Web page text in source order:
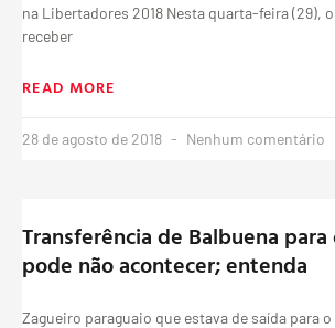
na Libertadores 2018 Nesta quarta-feira (29),
receber
READ MORE
28 de agosto de 2018 Nenhum comentário
Transferência de Balbuena
pode não acontecer; entenda
Zagueiro paraguaio que estava de saída para